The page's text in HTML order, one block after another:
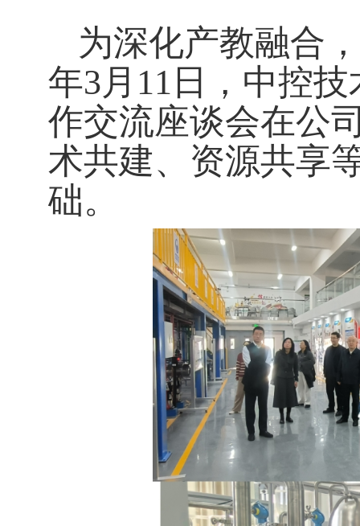
为深化产教融合
年3月11日，中控
作交流座谈会在公
术共建、资源共享
础。